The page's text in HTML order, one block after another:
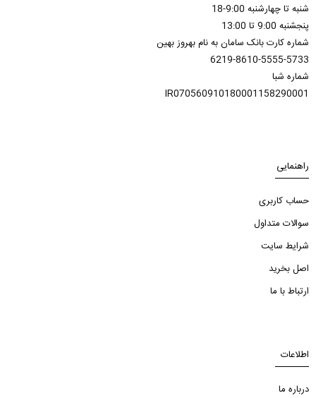
شنبه تا چهارشنبه 9:00-18
پنجشنبه 9:00 تا 13:00
شماره کارت بانک سامان به نام بهروز بهین
6219-8610-5555-5733
شماره شبا
IR070560910180001158290001
راهنمایی
حساب کاربری
سوالات متداول
شرایط سایت
اصل بخرید
ارتباط با ما
اطلاعات
درباره ما